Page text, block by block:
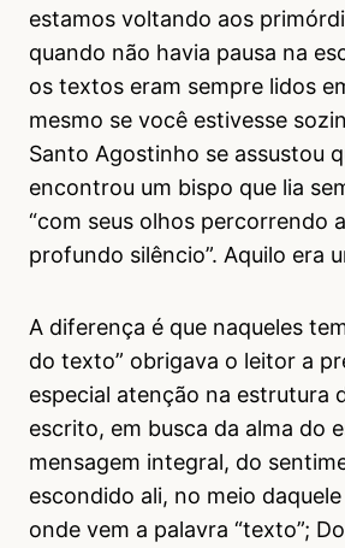
estamos voltando aos
quando não havia pausa na
os textos eram sempre lidos
mesmo se você estivesse
Santo Agostinho se assustou
encontrou um bispo que lia
“com seus olhos percorrendo
profundo silêncio”. Aquilo era
A diferença é que naqueles
do texto” obrigava o leitor a
especial atenção na estrutura
escrito, em busca da alma do
mensagem integral, do
escondido ali, no meio
onde vem a palavra “texto”;